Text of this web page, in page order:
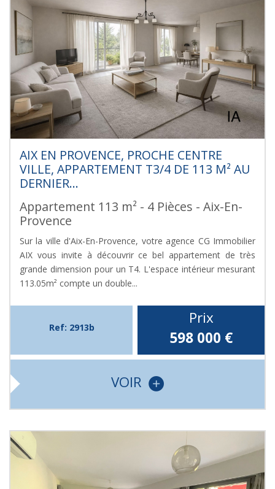
AIX EN PROVENCE, PROCHE CENTRE
VILLE, APPARTEMENT T3/4 DE 113 M² AU
DERNIER...
Appartement 113 m² - 4 Pièces - Aix-En-
Provence
Sur la ville d'Aix-En-Provence, votre agence CG Immobilier
AIX vous invite à découvrir ce bel appartement de très
grande dimension pour un T4. L'espace intérieur mesurant
113.05m² compte un double...
Ref: 2913b
Prix
598 000 €
VOIR